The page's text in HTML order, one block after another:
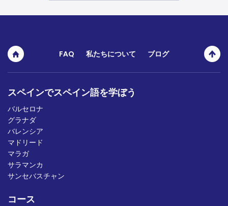
FAQ 私たちについて ブログ
スペインでスペイン語を学ぼう
バルセロナ
グラナダ
バレンシア
マドリード
マラガ
サラマンカ
サンセバスチャン
コース